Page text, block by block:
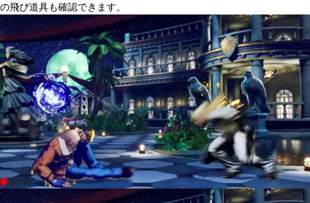
の飛び道具も確認できます。